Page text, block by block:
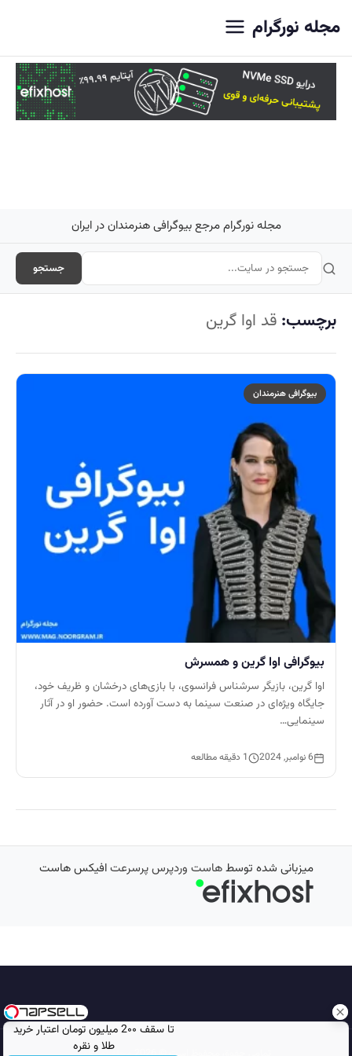
تا سقف 2۰۰ میلیون تومان اعتبار خرید
طلا و نقره
مجله نورگرام
مجله نورگرام مرجع بیوگرافی هنرمندان در ایران
جستجو
برچسب: قد اوا گرین
بیوگرافی هنرمندان
بیوگرافی اوا گرین و همسرش
اوا گرین، بازیگر سرشناس فرانسوی، با بازی‌های درخشان و ظریف خود،
جایگاه ویژه‌ای در صنعت سینما به دست آورده است. حضور او در آثار
سینمایی…
6 نوامبر, 2024 1 دقیقه مطالعه
میزبانی شده توسطهاست وردپرس پرسرعتافیکس هاست